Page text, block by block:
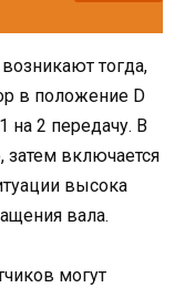
тогда,
в положение D
на 2 передачу. В
включается
высока
вала.
могут